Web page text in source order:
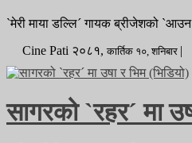
`मेरी माया डल्लि´ गायक ब्रीजेशको `आउन
Cine Pati २०८१, कार्तिक १०,शनिबार |
सागरको `रहर´ मा